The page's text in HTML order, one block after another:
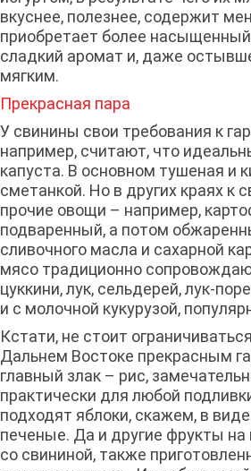
вкуснее, полезнее, содержит
приобретает более насыщенный
сладкий аромат и, даже
мягким.
Прекрасная пара
У свинины свои требования к
например, считают, что
капуста. В основном тушеная и
сметанкой. Но в других краях к
прочие овощи – например,
подваренный, а потом
сливочного масла и сахарной
мясо традиционно
цуккини, лук, сельдерей, лук-
и с молочной кукурузой,
Кстати, не стоит
Дальнем Востоке прекрасным
главный злак – рис,
практически для любой
подходят яблоки, скажем, в
печеные. Да и другие фрукты на
со свининой, также